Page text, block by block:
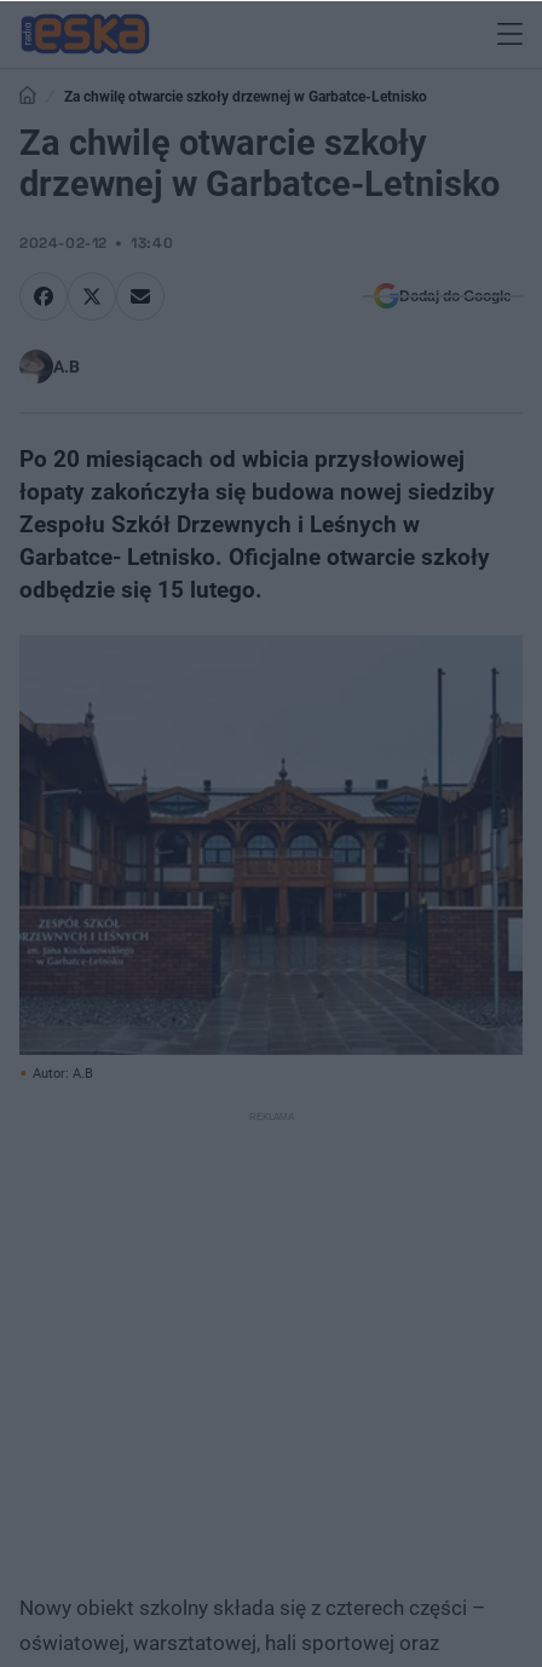
Za chwilę otwarcie szkoły drzewnej w Garbatce-Letnisko
Za chwilę otwarcie szkoły
drzewnej w Garbatce-Letnisko
2024-02-12 13:40
Dodaj do Google
A.B
Po 20 miesiącach od wbicia przysłowiowej
łopaty zakończyła się budowa nowej siedziby
Zespołu Szkół Drzewnych i Leśnych w
Garbatce- Letnisko. Oficjalne otwarcie szkoły
odbędzie się 15 lutego.
Autor: A.B
Nowy obiekt szkolny składa się z czterech części –
oświatowej, warsztatowej, hali sportowej oraz